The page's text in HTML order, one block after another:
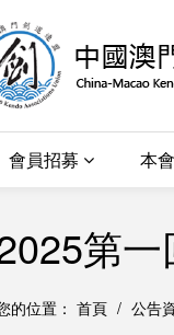
會員招募 本
第
的位置： 首頁 / 公告